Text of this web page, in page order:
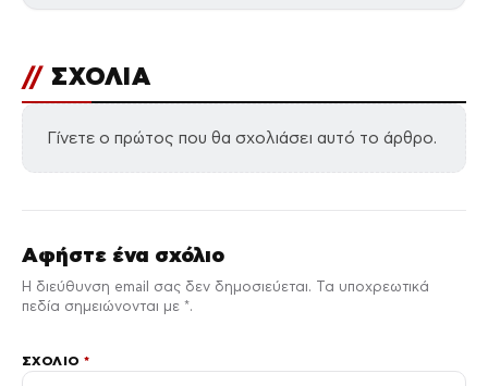
// ΣΧΟΛΙΑ
Γίνετε ο πρώτος που θα σχολιάσει αυτό το άρθρο.
Αφήστε ένα σχόλιο
Η διεύθυνση email σας δεν δημοσιεύεται. Τα υποχρεωτικά
πεδία σημειώνονται με *.
ΣΧΌΛΙΟ*